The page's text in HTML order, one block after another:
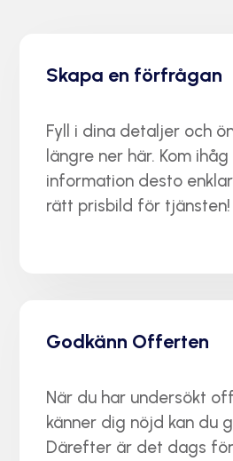
Skapa en förfrågan
Fyll i dina detaljer och
längre ner här. Kom
information desto
rätt prisbild för tjänsten!
Godkänn Offerten
När du har undersökt
känner dig nöjd kan du
Därefter är det dags för